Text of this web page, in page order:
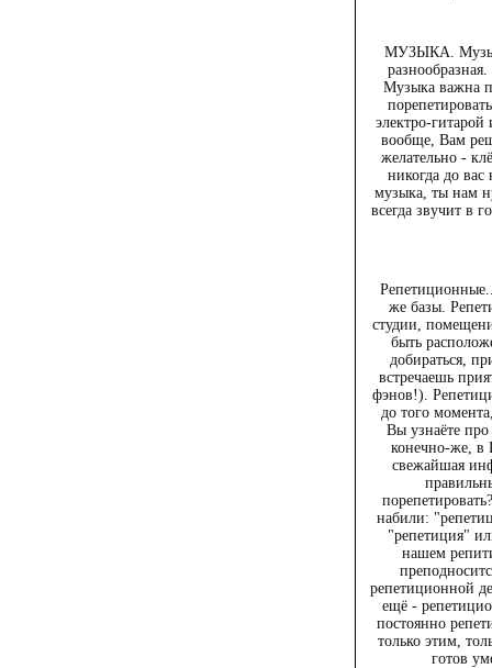
МУЗЫКА.
Музыка важна
электро-
вообще, Вам
желательно -
никогда до
музыка, ты нам
всегда звучит в
же базы.
студии,
быть
добираться,
встречаешь
фэнов!).
до того
Вы узнаёте
конечно-же, в
свежайшая
набили:
"репетиция"
нашем
репетиционной
ещё -
постоянно
только этим,
готов